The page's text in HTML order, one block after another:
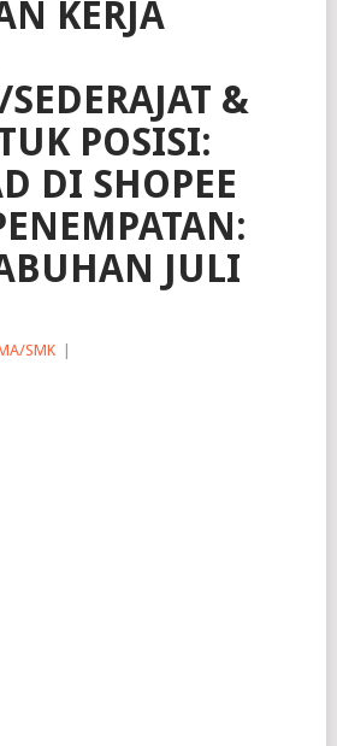
KERJA
&
POSISI:
DI SHOPEE
JULI
SMK